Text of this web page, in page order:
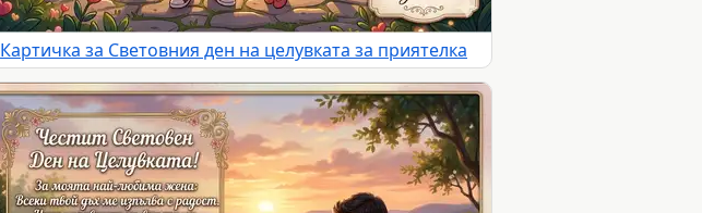
Картичка за Световния ден на целувката за приятелка